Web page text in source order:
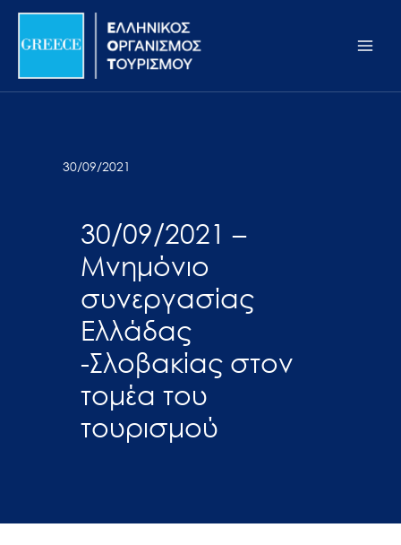
Σημείωση:
ιστότοπος
προσβασιμότητας.
Μετάβαση
περιεχόμενο
30/09/2021
30/09/2021 –
Μνημόνιο
συνεργασίας
Ελλάδας
-Σλοβακίας στον
τομέα του
τουρισμού